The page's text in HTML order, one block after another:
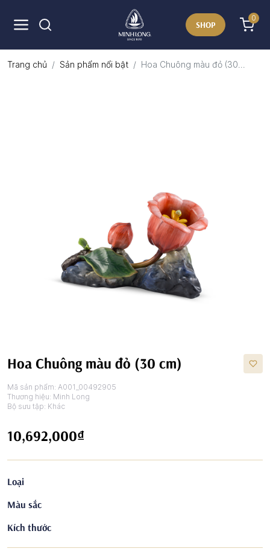
SHOP
0
Trang chủ Sản phẩm nổi bật Hoa Chuông màu đỏ (30...
Hoa Chuông màu đỏ (30 cm)
Mã sản phẩm: A001_00492905
Thương hiệu: Minh Long
Bộ sưu tập: Khác
10,692,000₫
Loại
Màu sắc
Kích thước